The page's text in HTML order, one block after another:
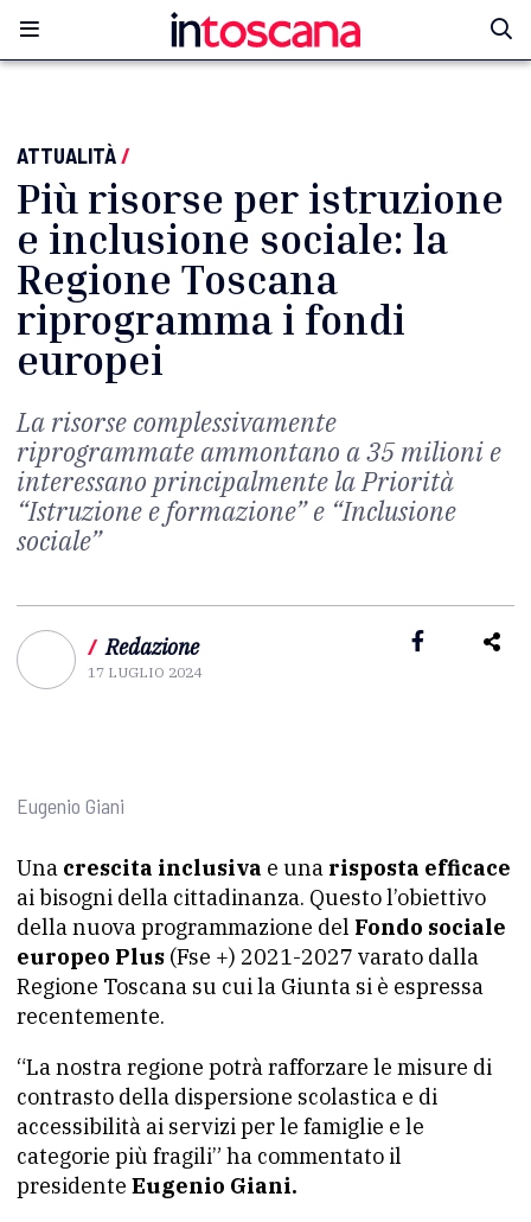
ATTUALITÀ/
Più risorse per istruzione
e inclusione sociale: la
Regione Toscana
riprogramma i fondi
europei
La risorse complessivamente
riprogrammate ammontano a 35 milioni e
interessano principalmente la Priorità
“Istruzione e formazione” e “Inclusione
sociale”
/ Redazione
17 LUGLIO 2024
Eugenio Giani
Una crescita inclusiva e una risposta efficace
ai bisogni della cittadinanza. Questo l’obiettivo
della nuova programmazione del Fondo sociale
europeo Plus (Fse +) 2021-2027 varato dalla
Regione Toscana su cui la Giunta si è espressa
recentemente.
“La nostra regione potrà rafforzare le misure di
contrasto della dispersione scolastica e di
accessibilità ai servizi per le famiglie e le
categorie più fragili” ha commentato il
presidente Eugenio Giani.